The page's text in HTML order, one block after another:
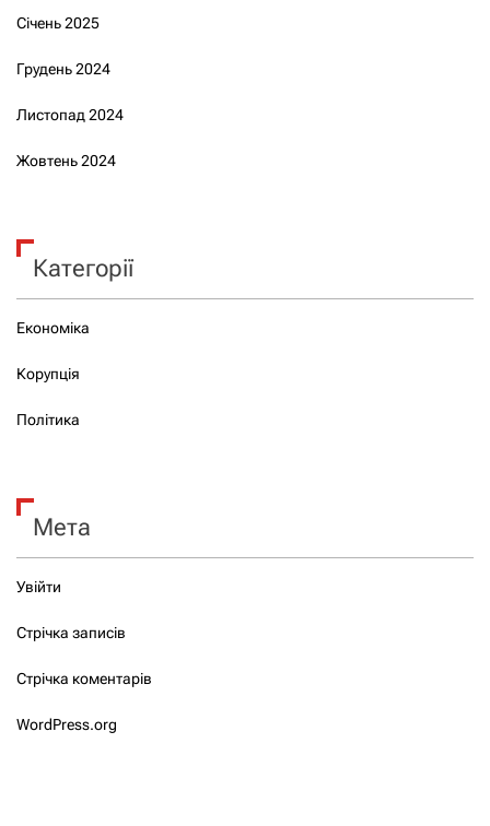
Січень 2025
Грудень 2024
Листопад 2024
Жовтень 2024
Категорії
Економіка
Корупція
Політика
Мета
Увійти
Стрічка записів
Стрічка коментарів
WordPress.org